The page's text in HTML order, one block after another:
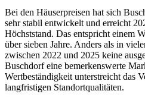
Bei den Häuserpreisen hat sich
sehr stabil entwickelt und erreicht
Höchststand. Das entspricht einem
über sieben Jahre. Anders als in
zwischen 2022 und 2025 keine
Buschdorf eine bemerkenswerte
Wertbeständigkeit unterstreicht das
langfristigen Standortqualitäten.